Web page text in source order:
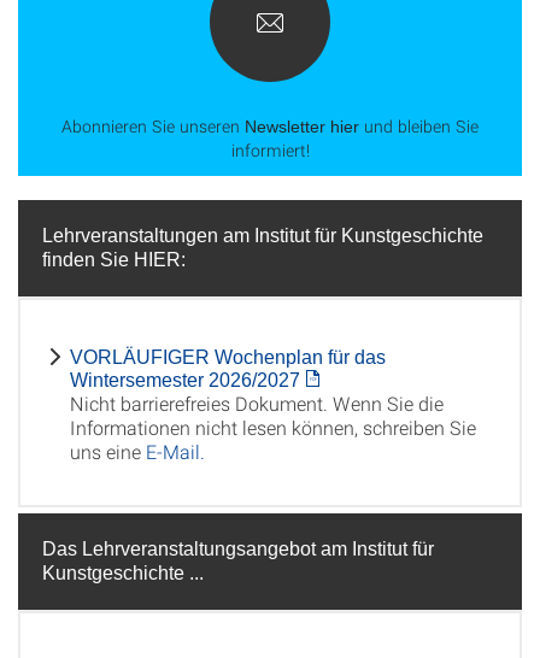
Abonnieren Sie unseren Newsletter hier und bleiben Sie
informiert!
Lehrveranstaltungen am Institut für Kunstgeschichte
finden Sie HIER:
VORLÄUFIGER Wochenplan für das
Wintersemester 2026/2027
Nicht barrierefreies Dokument. Wenn Sie die
Informationen nicht lesen können, schreiben Sie
uns eine E-Mail.
Das Lehrveranstaltungsangebot am Institut für
Kunstgeschichte ...